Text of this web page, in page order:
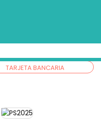
TARJETA BANCARIA